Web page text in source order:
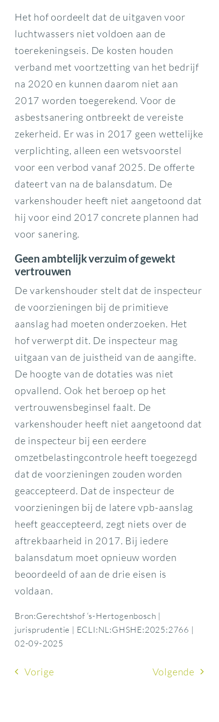
Het hof oordeelt dat de uitgaven voor
luchtwassers niet voldoen aan de
toerekeningseis. De kosten houden
verband met voortzetting van het bedrijf
na 2020 en kunnen daarom niet aan
2017 worden toegerekend. Voor de
asbestsanering ontbreekt de vereiste
zekerheid. Er was in 2017 geen wettelijke
verplichting, alleen een wetsvoorstel
voor een verbod vanaf 2025. De offerte
dateert van na de balansdatum. De
varkenshouder heeft niet aangetoond dat
hij voor eind 2017 concrete plannen had
voor sanering.
Geen ambtelijk verzuim of gewekt
vertrouwen
De varkenshouder stelt dat de inspecteur
de voorzieningen bij de primitieve
aanslag had moeten onderzoeken. Het
hof verwerpt dit. De inspecteur mag
uitgaan van de juistheid van de aangifte.
De hoogte van de dotaties was niet
opvallend. Ook het beroep op het
vertrouwensbeginsel faalt. De
varkenshouder heeft niet aangetoond dat
de inspecteur bij een eerdere
omzetbelastingcontrole heeft toegezegd
dat de voorzieningen zouden worden
geaccepteerd. Dat de inspecteur de
voorzieningen bij de latere vpb-aanslag
heeft geaccepteerd, zegt niets over de
aftrekbaarheid in 2017. Bij iedere
balansdatum moet opnieuw worden
beoordeeld of aan de drie eisen is
voldaan.
Bron:Gerechtshof ‘s-Hertogenbosch |
jurisprudentie | ECLI:NL:GHSHE:2025:2766 |
02-09-2025
Vorige Volgende